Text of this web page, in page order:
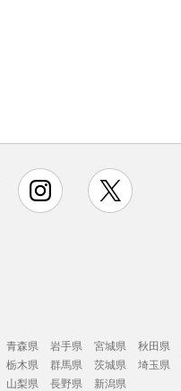
instagram
青森県 岩手県 宮城県 秋田県
栃木県 群馬県 茨城県 埼玉県
山梨県 長野県
新潟県